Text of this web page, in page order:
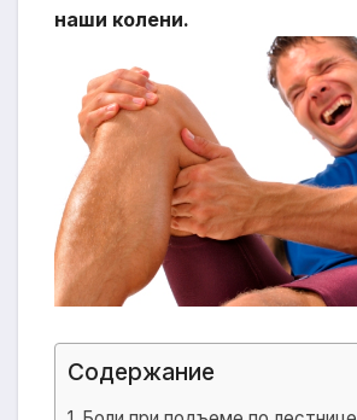
наши колени.
Содержание